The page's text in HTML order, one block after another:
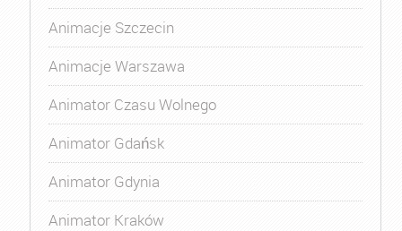
Animacje Szczecin
Animacje Warszawa
Animator Czasu Wolnego
Animator Gdańsk
Animator Gdynia
Animator Kraków